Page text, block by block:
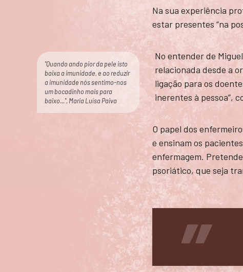
Na sua experiência
estar presentes “na
"Quando ando pior da pele isto
baixa a imunidade, e ao reduzir
a imunidade nós sentimo-nos
um bocadinho mais para
baixo...", Maria Luísa Paiva
No entender de
relacionada desde a
ligação para os
inerentes à pessoa”,
O papel dos
e ensinam os
enfermagem.
psoriático, que seja